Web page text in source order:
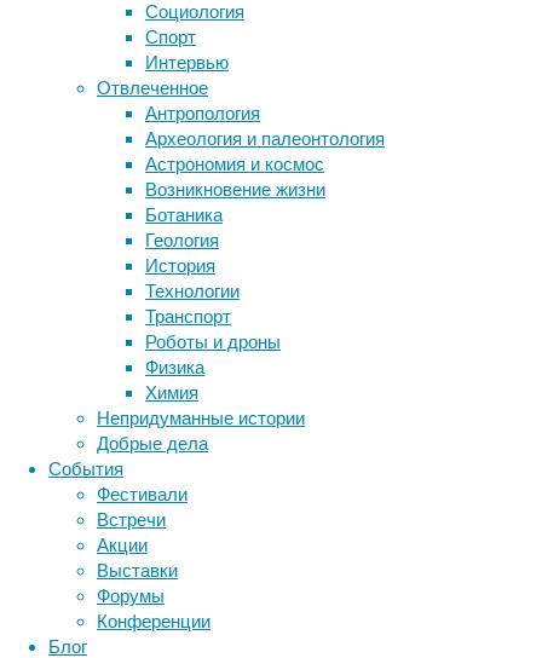
Социология
Спорт
Интервью
Отвлеченное
Антропология
Археология и палеонтология
Астрономия и космос
Возникновение жизни
Ботаника
Геология
История
Технологии
Транспорт
Роботы и дроны
Физика
Химия
Непридуманные истории
Добрые дела
События
Фестивали
Встречи
Акции
Выставки
Форумы
Конференции
Блог
Испытания
позволили
успешно
пересадить
мышам
стволовые
кроветворные
клетки
человека
отредактированным
геномом.
Статья
опубликована
журнале
Nature.
Серповидно-
клеточная
анемия
относится
к
бета-
гемоглобинопатиям
Метки
ДНК бактерии
биотехнология
генетика дети животные
здоровье знания иммунитет
инструменты и методы
исследования
лекарства медицина
мозг наука неврология
нейробиология
нейрофизиология
онкология
поведение
сон социальные проблемы
физиология
эмоции